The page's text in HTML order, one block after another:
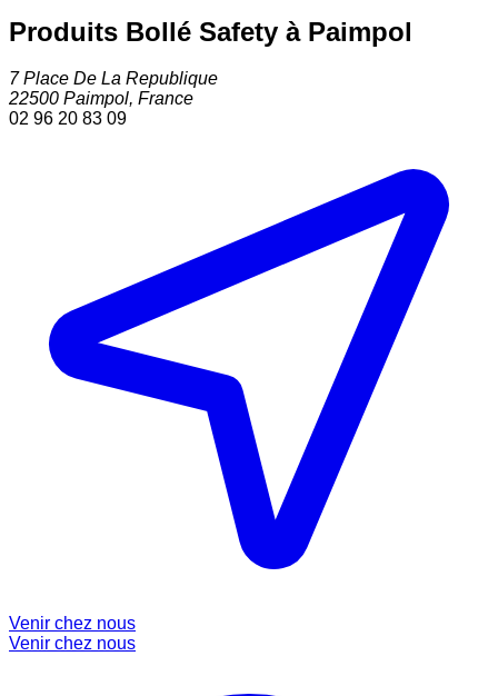
Produits Bollé Safety à Paimpol
7 Place De La Republique
22500 Paimpol, France
02 96 20 83 09
Venir chez nous
Venir chez nous